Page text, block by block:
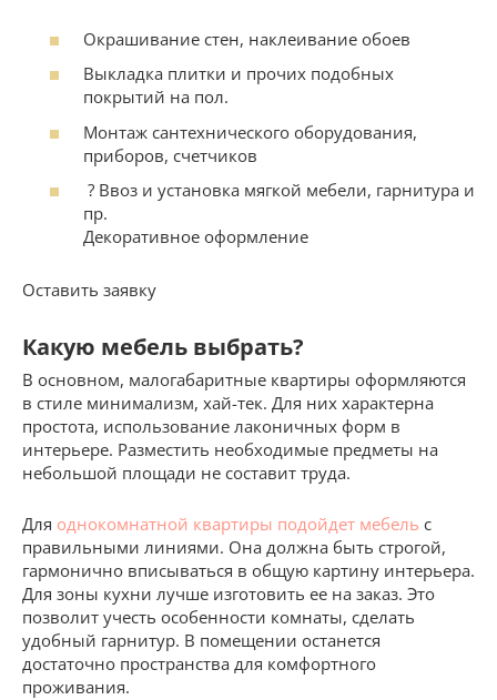
Окрашивание стен, наклеивание обоев
Выкладка плитки и прочих подобных
покрытий на пол.
Монтаж сантехнического оборудования,
приборов, счетчиков
? Ввоз и установка мягкой мебели, гарнитура и
пр.
Декоративное оформление
Оставить заявку
Какую мебель выбрать?
В основном, малогабаритные квартиры оформляются
в стиле минимализм, хай-тек. Для них характерна
простота, использование лаконичных форм в
интерьере. Разместить необходимые предметы на
небольшой площади не составит труда.
Для однокомнатной квартиры подойдет мебель с
правильными линиями. Она должна быть строгой,
гармонично вписываться в общую картину интерьера.
Для зоны кухни лучше изготовить ее на заказ. Это
позволит учесть особенности комнаты, сделать
удобный гарнитур. В помещении останется
достаточно пространства для комфортного
проживания.